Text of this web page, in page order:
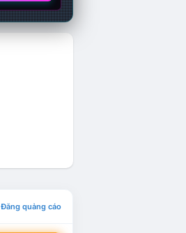
Đăng quảng cáo